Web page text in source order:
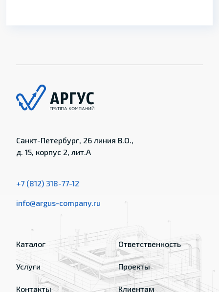
Санкт-Петербург, 26 линия В.О.,
д. 15, корпус 2, лит.А
+7 (812) 318-77-12
info@argus-company.ru
Каталог
Услуги
Контакты
Ответственность
Проекты
Клиентам